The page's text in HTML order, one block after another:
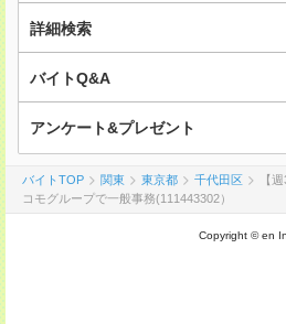
詳細検索
バイトQ&A
アンケート&プレゼント
バイトTOP 関東 東京都 千代田区
【
コモグループで一般事務(111443302）
Copyright © en